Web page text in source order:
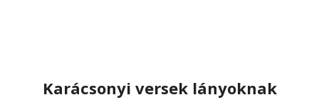
Karácsonyi versek lányoknak